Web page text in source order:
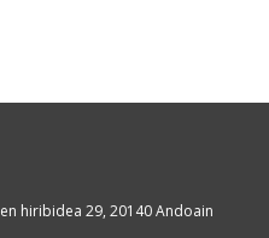
hiribidea 29, 20140 Andoain